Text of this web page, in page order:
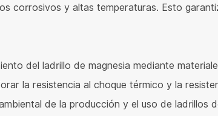
corrosivos y altas temperaturas. Esto
del ladrillo de magnesia mediante
la resistencia al choque térmico y la
de la producción y el uso de ladrillos